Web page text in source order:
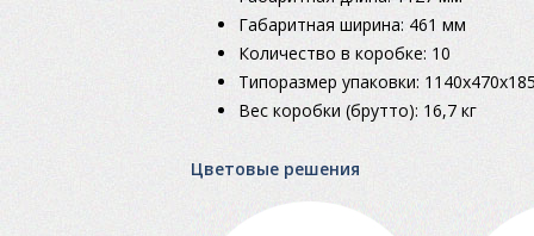
Габаритная ширина: 461 мм
Количество в коробке: 10
Типоразмер упаковки:
Вес коробки (брутто): 16,7 кг
Цветовые решения